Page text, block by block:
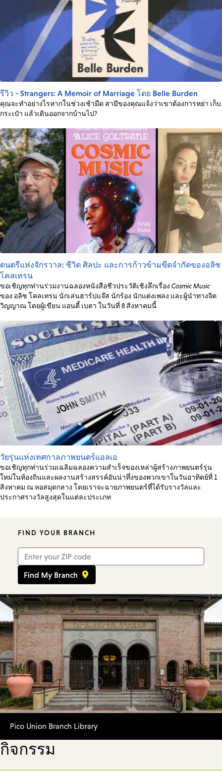
รีวิว - Strangers: A Memoir of Marriage โดย Belle Burden
คุณจะทำอย่างไรหากในช่วงเช้ามืด สามีของคุณแจ้งว่าเขาต้องการหย่า เก็บ
กระเป๋า แล้วเดินออกจากบ้านไป?
ดนตรีแห่งจักรวาล: ชีวิต ศิลปะ และการก้าวข้ามขีดจำกัดของอลิซ
โคลเทรน
ขอเชิญทุกท่านร่วมงานฉลองหนังสือชีวประวัติเชิงลึกเรื่อง Cosmic Music
ของ อลิซ โคลเทรน นักเล่นฮาร์ปแจ๊ส นักร้อง นักแต่งเพลง และผู้นำทางจิต
วิญญาณ โดยผู้เขียน แอนดี้ เบตา ในวันที่ 8 สิงหาคมนี้
วัยรุ่นแห่งเทศกาลภาพยนตร์แอลเอ
ขอเชิญทุกท่านร่วมเฉลิมฉลองความสำเร็จของเหล่าผู้สร้างภาพยนตร์รุ่น
ใหม่ในท้องถิ่นและผลงานสร้างสรรค์อันน่าทึ่งของพวกเขาในวันอาทิตย์ที่ 1
สิงหาคม ณ หอสมุดกลาง โดยเราจะฉายภาพยนตร์ที่ได้รับรางวัลและ
ประกาศรางวัลสูงสุดในแต่ละประเภท
FIND YOUR BRANCH
Zip
Code
Pico Union Branch Library
กิจกรรม